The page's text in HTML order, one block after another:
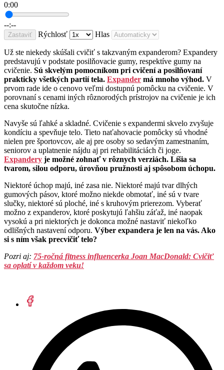
0:00
--:--
Zastaviť Rýchlosť Hlas
Už ste niekedy skúšali cvičiť s takzvaným expanderom? Expandery
predstavujú v podstate posilňovacie gumy, respektíve gumy na
cvičenie. Sú skvelým pomocníkom pri cvičení a posilňovaní
prakticky všetkých partií tela. Expander má mnoho výhod. V
prvom rade ide o cenovo veľmi dostupnú pomôcku na cvičenie. V
porovnaní s cenami iných rôznorodých prístrojov na cvičenie je ich
cena skutočne nízka.
Navyše sú ľahké a skladné. Cvičenie s expandermi skvelo zvyšuje
kondíciu a spevňuje telo. Tieto naťahovacie pomôcky sú vhodné
nielen pre športovcov, ale aj pre osoby so sedavým zamestnaním,
seniorov a uplatnenie nájdu aj pri rehabilitáciách či joge.
Expandery je možné zohnať v rôznych verziách. Líšia sa
tvarom, silou odporu, úrovňou pružnosti aj spôsobom úchopu.
Niektoré úchop majú, iné zasa nie. Niektoré majú tvar dlhých
gumových pásov, ktoré možno niekde obmotať, iné sú v tvare
slučky, niektoré sú ploché, iné s kruhovým prierezom. Vyberať
možno z expanderov, ktoré poskytujú ľahšiu záťaž, iné naopak
vysokú a pri niektorých je dokonca možné nastaviť niekoľko
odlišných nastavení odporu. Výber expandera je len na vás. Ako
si s ním však precvičiť telo?
Pozri aj: 75-ročná fitness influencerka Joan MacDonald: Cvičiť
sa oplatí v každom veku!